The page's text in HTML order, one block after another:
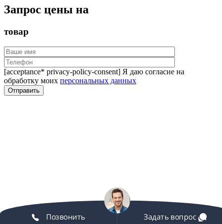
Запрос цены на
товар
[acceptance* privacy-policy-consent] Я даю согласие на
обработку моих персональных данных
Позвонить Задать вопрос